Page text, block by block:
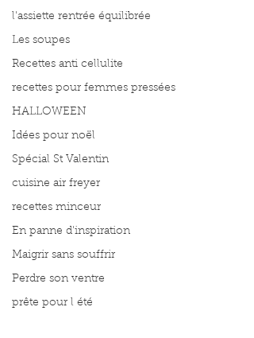
l'assiette rentrée équilibrée
Les soupes
Recettes anti cellulite
recettes pour femmes pressées
HALLOWEEN
Idées pour noël
Spécial St Valentin
cuisine air freyer
recettes minceur
En panne d'inspiration
Maigrir sans souffrir
Perdre son ventre
prête pour l été